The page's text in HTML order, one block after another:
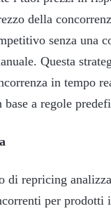
della
senza una
Questa
in tempo
a regole
di repricing
per prodotti